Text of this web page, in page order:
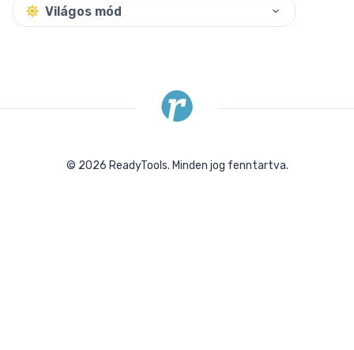
Világos mód
© 2026 ReadyTools. Minden jog fenntartva.